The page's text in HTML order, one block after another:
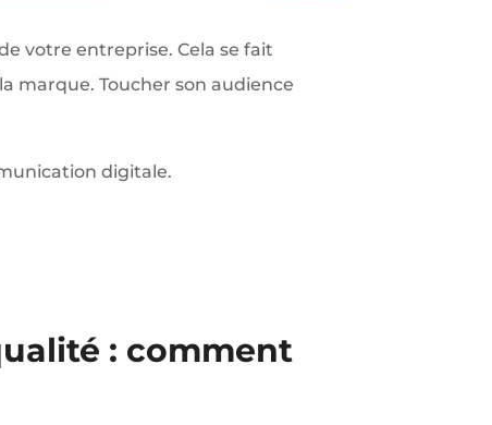
votre entreprise. Cela se fait
marque. Toucher son audience
digitale.
: comment